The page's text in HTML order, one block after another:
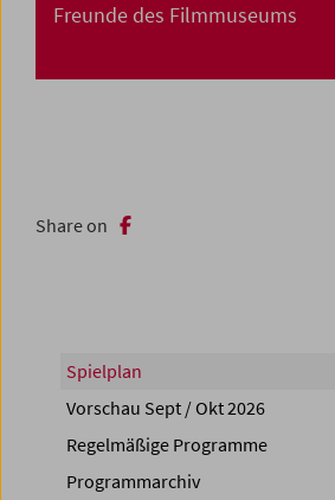
Freunde des Filmmuseums
Share on
Spielplan
Vorschau Sept / Okt 2026
Regelmäßige Programme
Programmarchiv